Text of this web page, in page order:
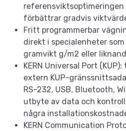
förbättrar gradvis
Fritt programmerbar
direkt i specialenheter
gramvikt g/m2 eller
KERN Universal Port
extern KUP-
RS-232, USB, Bluetooth,
utbyte av data och
några
KERN Communication